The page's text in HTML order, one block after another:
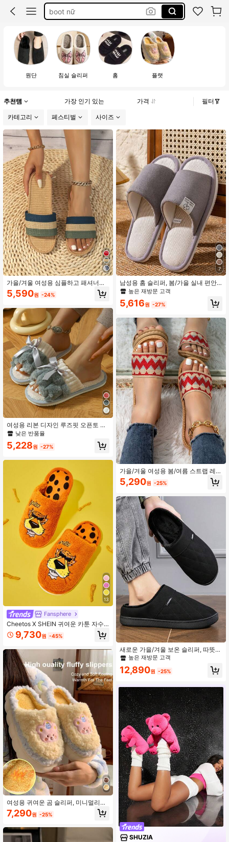
boot nữ
heels
padel shoes
원단 침실 슬리퍼 홈 플랫
추천템 가장 인기 있는 가격 필터
카테고리 페스티벌 사이즈
가을/겨울 여성용 심플하고 패셔너블
한 홈 슬리퍼, 3가지 색상
5,590원 -24%
여성용 리본 디자인 루즈핏 오픈토 슬
리퍼, 편안한 솔리드 컬러 플러시 하우
낮은 반품율
5,228원 -27%
13
Fansphere
Cheetos X SHEIN 귀여운 카툰 자수
오렌지 걸 미끄럼 방지 실내 슬리퍼 걸
부드러운 플러시 따뜻한 겨울 하우스
성 있는 밑창, 홈 침실 에어컨실 봄, 가
을 및 겨울 크리스마스용
9,730원 -45%
여성용 귀여운 곰 슬리퍼, 미니멀리스
트 겨울 따뜻한 일상 편안한 캐주얼 커
플 플러시 슬리퍼
7,290원 -25%
7
남성용 홈 슬리퍼, 봄/가을 실내 편안
한 바닥 경량 미끄럼 방지 통기성 오픈
높은 재방문 고객
5,616원 -27%
가을/겨울 여성용 봄/여름 스트랩 레드
물결 패턴 실내/외 슬리퍼, 여성을 위
한 패셔너블한 잔디 직조 바닥 여름 휴
5,290원 -25%
새로운 가을/겨울 보온 슬리퍼, 따뜻하
고 두꺼운 플러시 안감 실내/외 남성용
높은 재방문 고객
12,890원 -25%
SHUZIA